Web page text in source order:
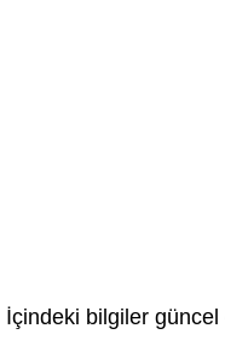
İçindeki bilgiler